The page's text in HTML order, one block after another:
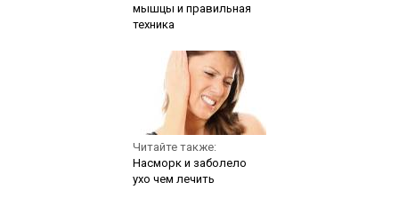
мышцы и правильная
техника
Читайте также:
Насморк и заболело
ухо чем лечить